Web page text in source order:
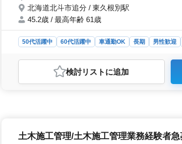
北海道北斗市追分 / 東久根別駅
45.2歳 / 最高年齢 61歳
50代活躍中 60代活躍中 車通勤OK 長期 男性歓迎
おすすめポイント
＜経験とスキルを活かす＞ 土木施工管理士技士２
募集しています。公共土木工事に関わる測量や施工
スキルを活かし、信頼されるプロフェッショナ
ださい。 ＜安定した職場環境＞ 北海道北斗市追
検討リスト に追加
土木施工管理/土木施工管理業務経験者急